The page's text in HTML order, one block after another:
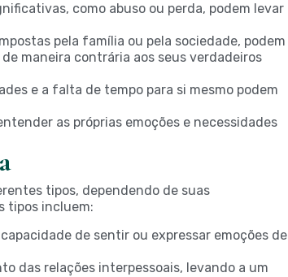
como abuso ou perda, podem levar
pela família ou pela sociedade, podem
maneira contrária aos seus verdadeiros
e a falta de tempo para si mesmo podem
as próprias emoções e necessidades
tipos, dependendo de suas
tipos incluem:
de sentir ou expressar emoções de
das relações interpessoais, levando a um